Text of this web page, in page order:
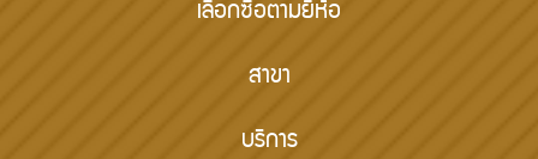
เลือกซื้อตามยี้ห้อ
สาขา
บริการ